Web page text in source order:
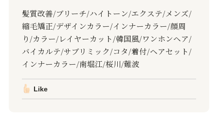
髪質改善/ブリーチ/ハイトーン/エクステ/メンズ/
縮毛矯正/デザインカラー/インナーカラー/顔周
り /カラー/レイヤーカット/韓国風/ワンホンヘア/
バイカルテ/サブリミック/コタ/着付/ヘアセット/
インナーカラー/南堀江/桜川/難波
Like